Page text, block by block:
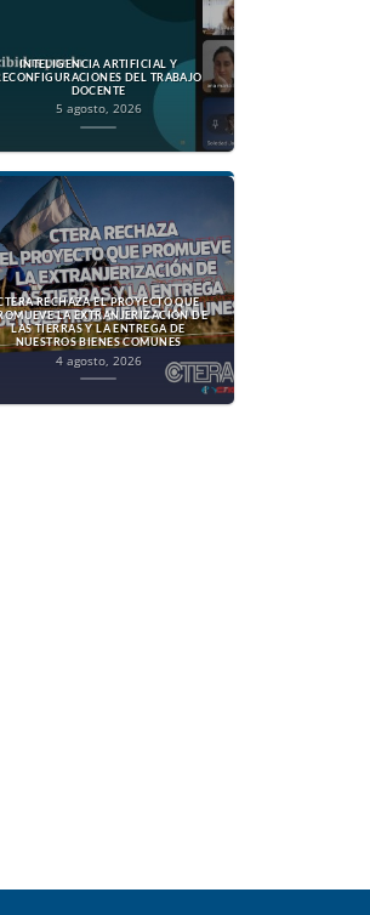
INTELIGENCIA ARTIFICIAL Y
DEL TRABAJO
DOCENTE
5 agosto, 2026
RECHAZA EL PROYECTO QUE
LA EXTRANJERIZACIÓN DE
LAS TIERRAS Y LA ENTREGA DE
NUESTROS BIENES COMUNES
4 agosto, 2026